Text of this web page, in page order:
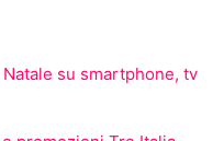
su smartphone, tv